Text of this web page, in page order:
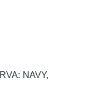
NAVY,